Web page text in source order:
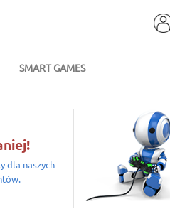
SMART GAMES
dla naszych